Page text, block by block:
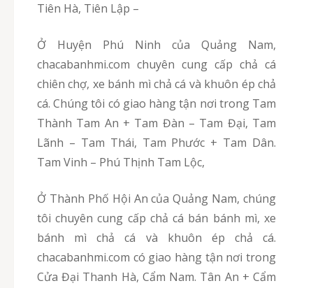
Tiên Hà, Tiên Lập –
Ở Huyện Phú Ninh của Quảng Nam,
chacabanhmi.com chuyên cung cấp chả cá
chiên chợ, xe bánh mì chả cá và khuôn ép chả
cá. Chúng tôi có giao hàng tận nơi trong Tam
Thành Tam An + Tam Đàn – Tam Đại, Tam
Lãnh – Tam Thái, Tam Phước + Tam Dân.
Tam Vinh – Phú Thịnh Tam Lộc,
Ở Thành Phố Hội An của Quảng Nam, chúng
tôi chuyên cung cấp chả cá bán bánh mì, xe
bánh mì chả cá và khuôn ép chả cá.
chacabanhmi.com có giao hàng tận nơi trong
Cửa Đại Thanh Hà, Cẩm Nam. Tân An + Cẩm